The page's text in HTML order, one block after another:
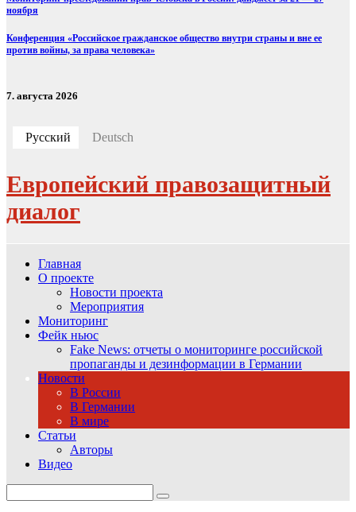
ноября
Конференция «Российское гражданское общество внутри страны и вне ее
против войны, за права человека»
7. августа 2026
Русский Deutsch
Европейский правозащитный
диалог
Главная
О проекте
Новости проекта
Мероприятия
Мониторинг
Фейк ньюс
Fake News: отчеты о мониторинге российской
пропаганды и дезинформации в Германии
Новости
В России
В Германии
В мире
Статьи
Авторы
Видео
for: